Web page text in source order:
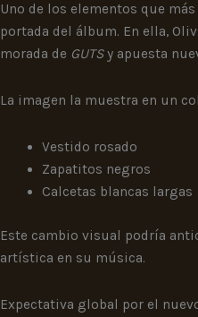
Uno de los elementos que
portada del álbum. En ella,
morada de GUTSy apuesta
La imagen la muestra en un
Vestido rosado
Zapatitos negros
Calcetas blancas largas
Este cambio visual podría
artística en su música.
Expectativa global por el